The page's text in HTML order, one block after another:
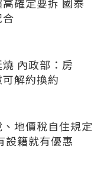
內政部：房
解約換約
地價稅自住規定
設籍就有優惠